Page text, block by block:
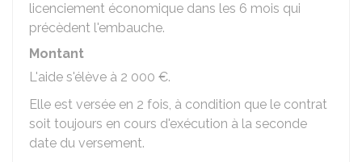
licenciement économique dans les 6 mois qui
précèdent l'embauche.
Montant
L'aide s'élève à 2 000 €.
Elle est versée en 2 fois, à condition que le contrat
soit toujours en cours d'exécution à la seconde
date du versement.